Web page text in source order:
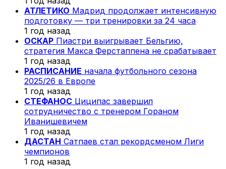
АТЛЕТИКО Мадрид продолжает интенсивную
подготовку — три тренировки за 24 часа
1 год назад
ОСКАР Пиастри выигрывает Бельгию,
стратегия Макса Ферстаппена не срабатывает
1 год назад
РАСПИСАНИЕ начала футбольного сезона
2025/26 в Европе
1 год назад
СТЕФАНОС Циципас завершил
сотрудничество с тренером Гораном
Иванишевичем
1 год назад
ДАСТАН Сатпаев стал рекордсменом Лиги
чемпионов
1 год назад